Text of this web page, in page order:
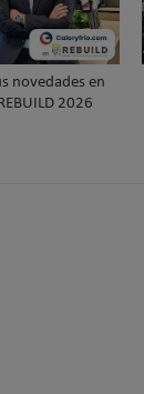
novedades en
2026